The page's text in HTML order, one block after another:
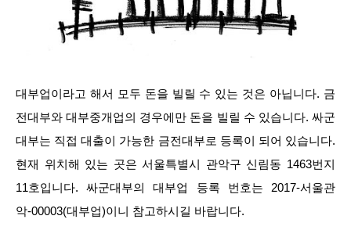
대부업이라고 해서 모두 돈을 빌릴 수 있는 것은 아닙니다. 금
전대부와 대부중개업의 경우에만 돈을 빌릴 수 있습니다. 싸군
대부는 직접 대출이 가능한 금전대부로 등록이 되어 있습니다.
현재 위치해 있는 곳은 서울특별시 관악구 신림동 1463번지
11호입니다. 싸군대부의 대부업 등록 번호는 2017-서울관
악-00003(대부업)이니 참고하시길 바랍니다.